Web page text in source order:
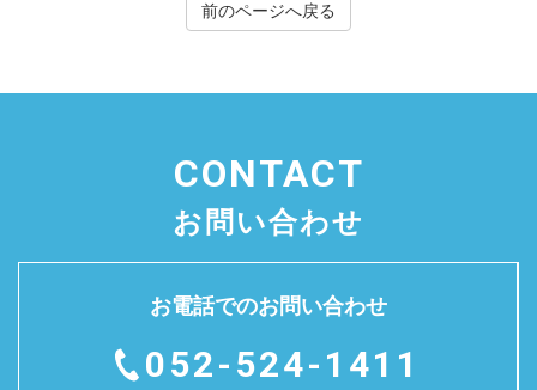
前のページへ戻る
CONTACT
お問い合わせ
お電話でのお問い合わせ
052-524-1411